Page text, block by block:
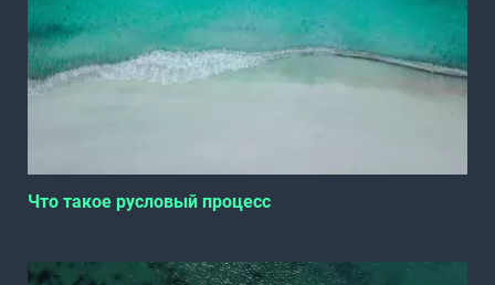
Что такое русловый процесс